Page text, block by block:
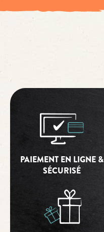
PAIEMENT EN LIGNE &
SÉCURISÉ